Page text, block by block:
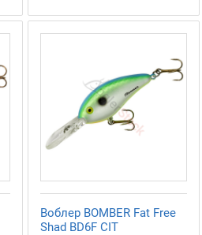
Воблер BOMBER Fat Free
Shad BD6F CIT